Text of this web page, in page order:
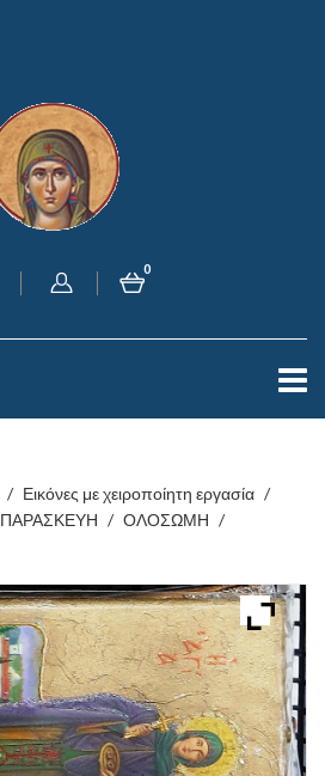
0
/ Εικόνες με χειροποίητη εργασία /
ΠΑΡΑΣΚΕΥΗ / ΟΛΟΣΩΜΗ /